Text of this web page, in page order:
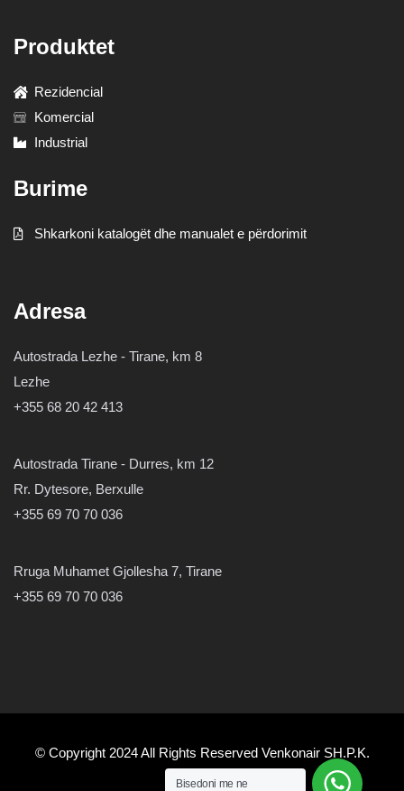
Produktet
Rezidencial
Komercial
Industrial
Burime
Shkarkoni katalogët dhe manualet e përdorimit
Adresa
Autostrada Lezhe - Tirane, km 8
Lezhe
+355 68 20 42 413
Autostrada Tirane - Durres, km 12
Rr. Dytesore, Berxulle
+355 69 70 70 036
Rruga Muhamet Gjollesha 7, Tirane
+355 69 70 70 036
© Copyright 2024 All Rights Reserved Venkonair SH.P.K.
Bisedoni me ne